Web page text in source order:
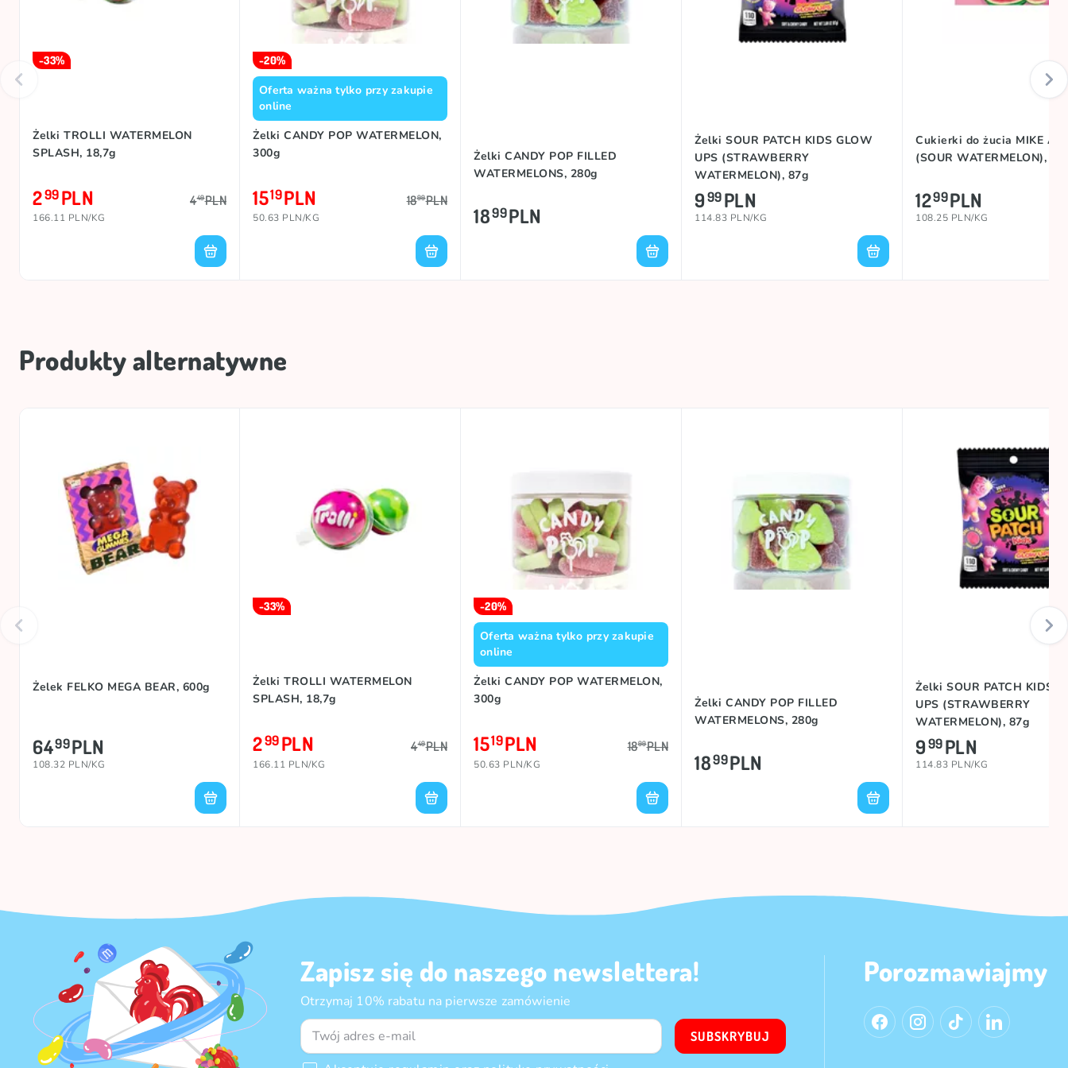
-33%
Żelki TROLLI WATERMELON
SPLASH, 18,7g
299PLN 449PLN
166.11 PLN/KG
-20%
Oferta ważna tylko przy zakupie
online
Żelki CANDY POP WATERMELON,
300g
1519PLN 1899PLN
50.63 PLN/KG
Żelki CANDY POP FILLED
WATERMELONS, 280g
1899PLN
Żelki SOUR PATCH KIDS GLOW
UPS (STRAWBERRY
WATERMELON), 87g
999PLN
114.83 PLN/KG
Cukierki do żucia MIKE
(SOUR WATERMELON),
1299PLN
108.25 PLN/KG
Produkty alternatywne
Żelek FELKO MEGA BEAR, 600g
6499PLN
108.32 PLN/KG
-33%
Żelki TROLLI WATERMELON
SPLASH, 18,7g
299PLN 449PLN
166.11 PLN/KG
-20%
Oferta ważna tylko przy zakupie
online
Żelki CANDY POP WATERMELON,
300g
1519PLN 1899PLN
50.63 PLN/KG
Żelki CANDY POP FILLED
WATERMELONS, 280g
1899PLN
Żelki SOUR PATCH KIDS
UPS (STRAWBERRY
WATERMELON), 87g
999PLN
114.83 PLN/KG
Zapisz się do naszego newslettera!
Otrzymaj 10% rabatu na pierwsze zamówienie
SUBSKRYBUJ
Porozmawiajmy